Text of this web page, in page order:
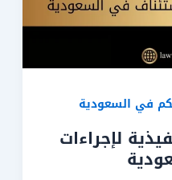
في السعودية
لإجراءات